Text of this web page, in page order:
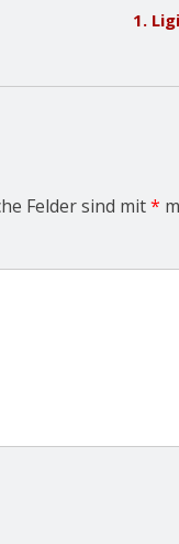
1.
Felder sind mit*